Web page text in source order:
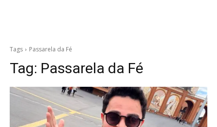
Tags Passarela da Fé
Tag: Passarela da Fé